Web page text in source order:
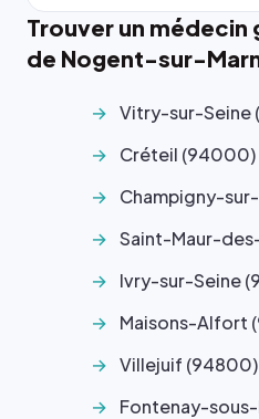
Trouver un
de Nogent-sur-
Vitry-sur-Seine
Créteil (94000)
Champigny-
Saint-Maur-
Ivry-sur-Seine
Maisons-Alfort
Villejuif (94800)
Fontenay-